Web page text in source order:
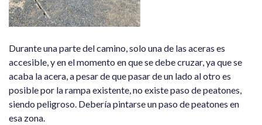
Durante una parte del camino, solo una de las aceras es
accesible, y en el momento en que se debe cruzar, ya que se
acaba la acera, a pesar de que pasar de un lado al otro es
posible por la rampa existente, no existe paso de peatones,
siendo peligroso. Debería pintarse un paso de peatones en
esa zona.